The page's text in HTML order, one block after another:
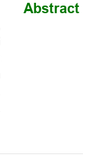
Abstract